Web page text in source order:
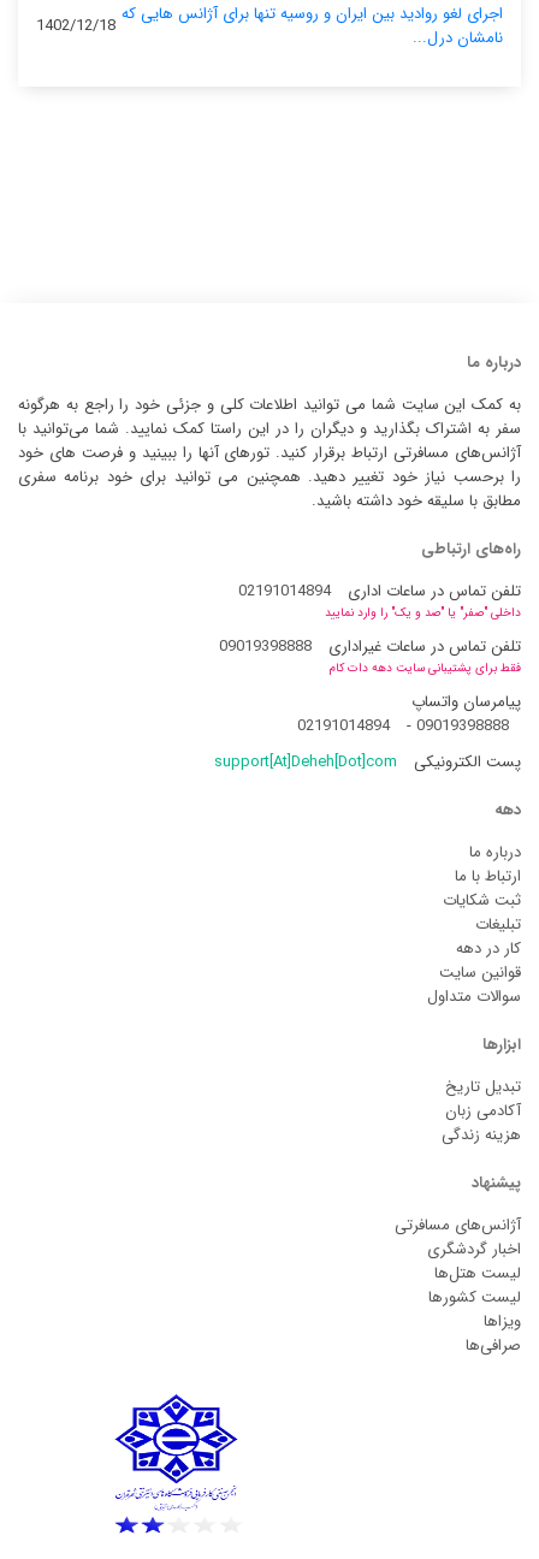
اجرای لغو روادید بین ایران و روسیه تنها برای آژانس‌ هایی که
نامشان درل...
1402/12/18
درباره ما
به کمک این سایت شما می توانید اطلاعات کلی و جزئی خود را راجع به هرگونه
سفر به اشتراک بگذارید و دیگران را در این راستا کمک نمایید. شما می‌توانید با
آژانس‌های مسافرتی ارتباط برقرار کنید. تورهای آنها را ببینید و فرصت های خود
را برحسب نیاز خود تغییر دهید. همچنین می توانید برای خود برنامه سفری
مطابق با سلیقه خود داشته باشید.
راه‌های ارتباطی
تلفن تماس در ساعات اداری
02191014894
داخلی "صفر" یا "صد و یک" را وارد نمایید
تلفن تماس در ساعات غیراداری 09019398888
فقط برای پشتیبانی سایت دهه دات کام
پیامرسان واتساپ
09019398888
-
02191014894
پست الکترونیکی
support[At]Deheh[Dot]com
دهه
درباره ما
ارتباط با ما
ثبت شکایات
تبلیغات
کار در دهه
قوانین سایت
سوالات متداول
ابزارها
تبدیل تاریخ
آکادمی زبان
هزینه زندگی
پیشنهاد
آژانس‌های مسافرتی
اخبار گردشگری
لیست هتل‌ها
لیست کشورها
ویزاها
صرافی‌ها